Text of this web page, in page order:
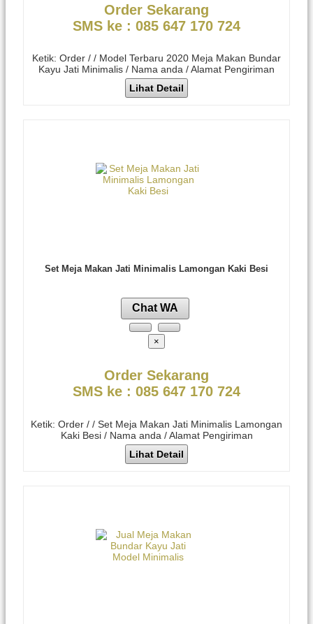
Order Sekarang
SMS ke : 085 647 170 724
Ketik: Order / / Model Terbaru 2020 Meja Makan Bundar
Kayu Jati Minimalis / Nama anda / Alamat Pengiriman
Lihat Detail
Set Meja Makan Jati Minimalis Lamongan Kaki Besi
Chat WA
×
Order Sekarang
SMS ke : 085 647 170 724
Ketik: Order / / Set Meja Makan Jati Minimalis Lamongan
Kaki Besi / Nama anda / Alamat Pengiriman
Lihat Detail